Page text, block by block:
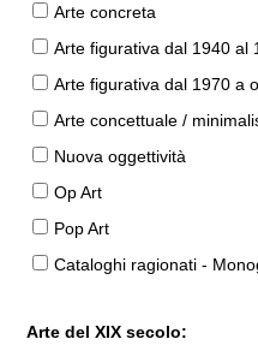
Arte concreta
Arte figurativa dal 1940 al
Arte figurativa dal 1970 a
Arte concettuale /
Nuova oggettività
Op Art
Pop Art
Cataloghi ragionati -
Arte del XIX secolo: